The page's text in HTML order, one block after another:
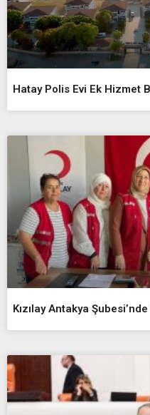
Hatay Polis Evi Ek Hizmet
Kızılay Antakya